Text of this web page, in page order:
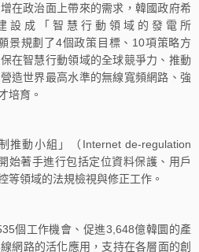
政治面上帶來的需求，韓國政府希
設成「智慧行動領域的發電所
景規劃了4個政策目標、10項策略方
在智慧行動領域的全球競爭力、推動
造世界最高水準的無線寬頻網路、強
培育。
動小組」（Internet de-regulation
始著手進行包括定位資料保護、用戶
等領域的法規檢視與修正工作。
個工作機會、促進3,648億韓圜的產
網路的活化應用，支持在各層面的創